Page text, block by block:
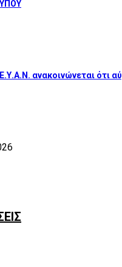
ανακοινώνεται ότι